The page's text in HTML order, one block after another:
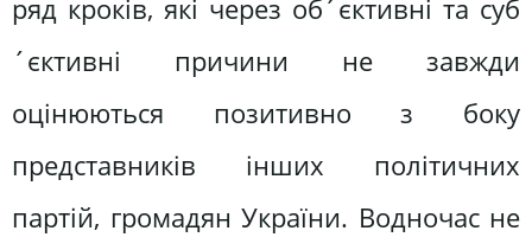
ряд кроків, які через об´єк­тивні та суб
´єктивні причини не завжди
оцінюються позитивно з боку
представників інших політичних
партій, громадян України. Водночас не